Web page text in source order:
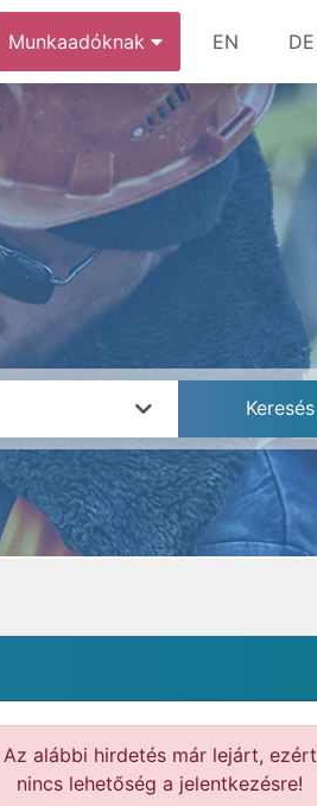
Munkaadóknak EN DE
Az alábbi hirdetés már lejárt, ezért
nincs lehetőség a jelentkezésre!